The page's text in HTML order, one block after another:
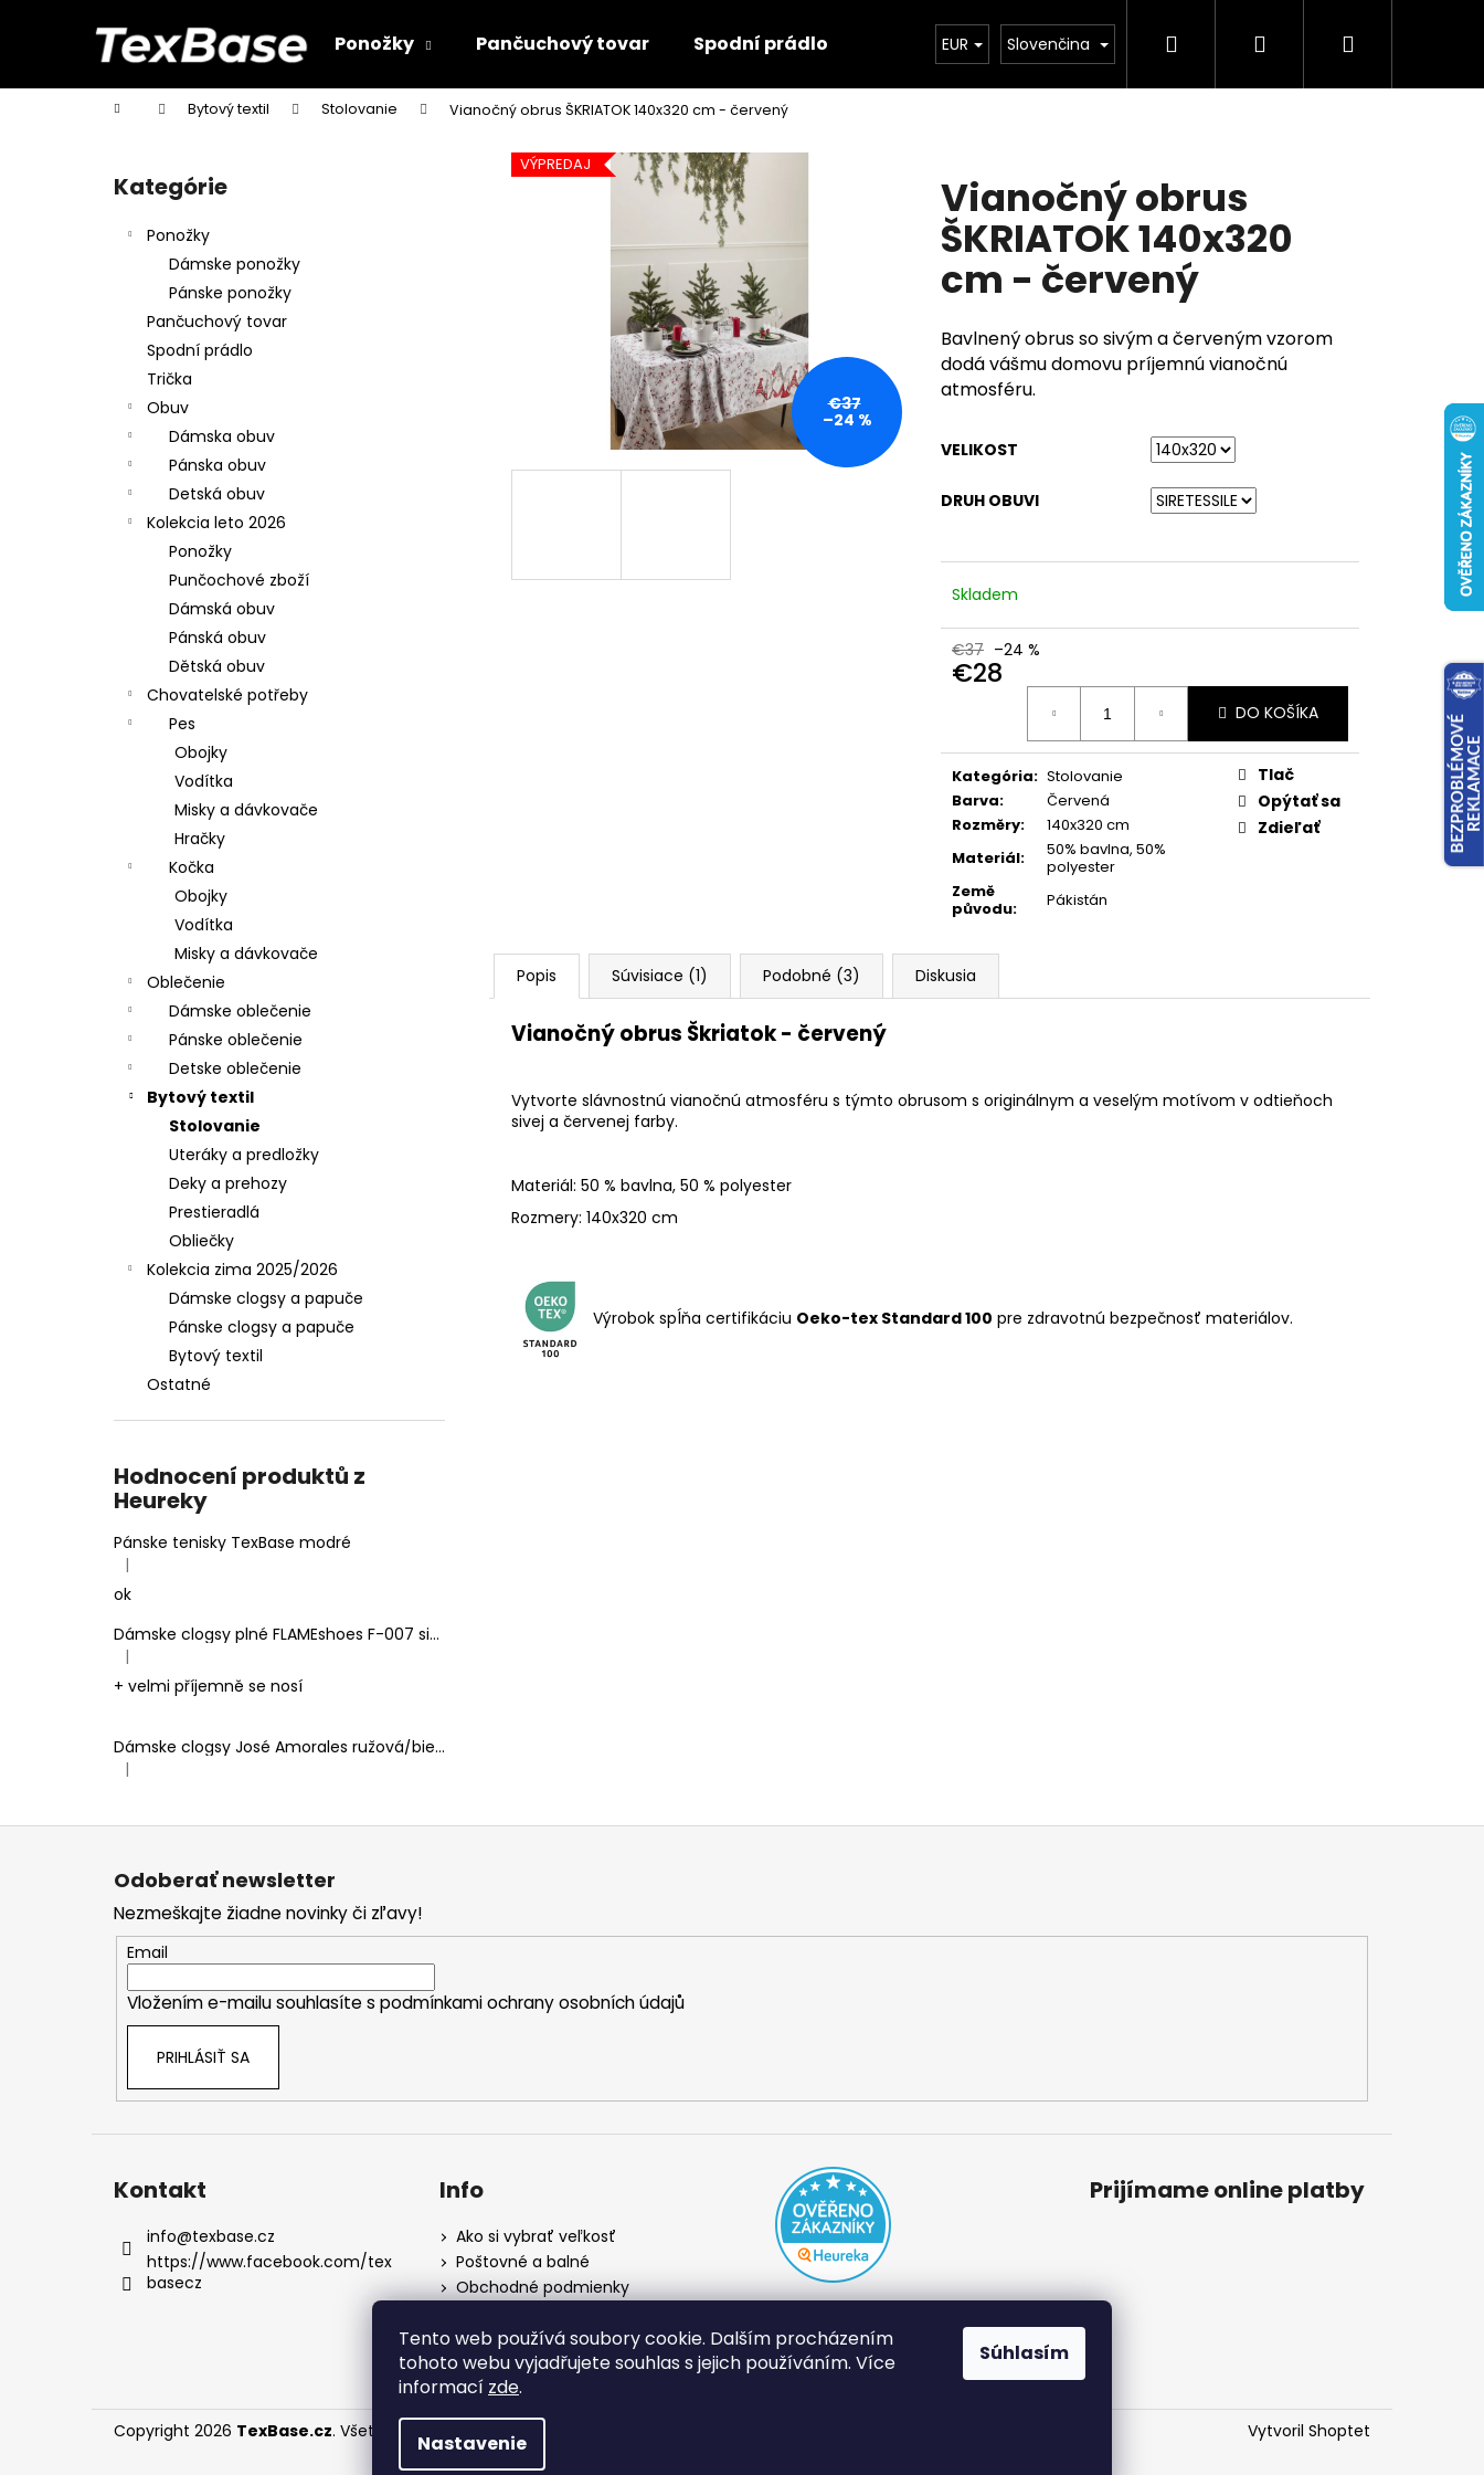
Tento web používá soubory cookie. Dalším procházením
tohoto webu vyjadřujete souhlas s jejich používáním. Více
informací zde.
Nastavenie
Súhlasím
Ponožky Pančuchový tovar Spodní prádlo Obuv Kolekcia leto 2026 Chovatelské
EUR Slovenčina Hľadať PrihlásenieNákupný
Domov Bytový textil Stolovanie Vianočný obrus ŠKRIATOK 140x320 cm - červený
Preskočiť
kategórie
Kategórie
Ponožky
Dámske ponožky
Pánske ponožky
Pančuchový tovar
Spodní prádlo
Trička
Obuv
Dámska obuv
Pánska obuv
Detská obuv
Kolekcia leto 2026
Ponožky
Punčochové zboží
Dámská obuv
Pánská obuv
Dětská obuv
Chovatelské potřeby
Pes
Obojky
Vodítka
Misky a dávkovače
Hračky
Kočka
Obojky
Vodítka
Misky a dávkovače
Oblečenie
Dámske oblečenie
Pánske oblečenie
Detske oblečenie
Bytový textil
Stolovanie
Uteráky a predložky
Deky a prehozy
Prestieradlá
Obliečky
Kolekcia zima 2025/2026
Dámske clogsy a papuče
Pánske clogsy a papuče
Bytový textil
Ostatné
Hodnocení produktů z
Heureky
Pánske tenisky TexBase modré
Hodnotenie produktu je 5 z 5 hviezdičiek.
|
ok
Dámske clogsy plné FLAMEshoes F-007 sivé
Hodnotenie produktu je 5 z 5 hviezdičiek.
|
+ velmi příjemně se nosí
Dámske clogsy José Amorales ružová/biela
Hodnotenie produktu je 4 z 5 hviezdičiek.
|
Vianočný obrus
ŠKRIATOK 140x320
cm - červený
Bavlnený obrus so sivým a červeným vzorom
dodá vášmu domovu príjemnú vianočnú
atmosféru.
VELIKOST
DRUH OBUVI
Skladem
€37 –24 %
€28
Jednotková
DO KOŠÍKA
Kategória: Stolovanie
Barva:
Červená
Rozměry:
140x320 cm
Materiál:
50% bavlna, 50%
polyester
Země
původu: Pákistán
Tlač
Opýtať sa
Zdieľať
VÝPREDAJ
€37
–24 %
Popis Súvisiace (1) Podobné (3) Diskusia
Vianočný obrus Škriatok - červený
Vytvorte slávnostnú vianočnú atmosféru s týmto obrusom s originálnym a veselým motívom v odtieňoch
sivej a červenej farby.
Materiál: 50 % bavlna, 50 % polyester
Rozmery: 140x320 cm
Výrobok spĺňa certifikáciu Oeko-tex Standard 100 pre zdravotnú bezpečnosť materiálov.
í
Späť
do
Späť
do
Čo potrebujete nájsť?
Odporúčame
Z
Odoberať newsletter
Nezmeškajte žiadne novinky či zľavy!
Email
Vložením e-mailu souhlasíte s podmínkami ochrany osobních údajů
PRIHLÁSIŤ SA
Kontakt
info@texbase.cz
https://www.facebook.com/tex
basecz
Info
Ako si vybrať veľkosť
Poštovné a balné
Obchodné podmienky
Podmienky ochrany osobných
údajov
Prijímame online platby
Vytvoril Shoptet
Copyright 2026 TexBase.cz. Všetky práva vyhradené.